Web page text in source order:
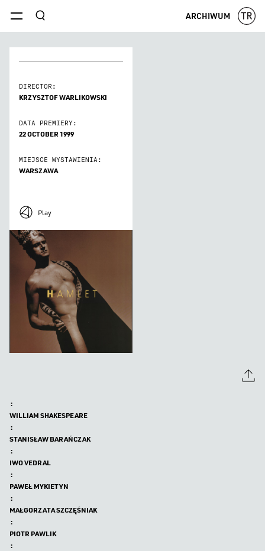
menu szukaj ARCHIWUM
DIRECTOR:
KRZYSZTOF WARLIKOWSKI
DATA PREMIERY:
22 OCTOBER 1999
MIEJSCE WYSTAWIENIA:
WARSZAWA
Play
:
WILLIAM SHAKESPEARE
:
STANISŁAW BARAŃCZAK
:
IWO VEDRAL
:
PAWEŁ MYKIETYN
:
MAŁGORZATA SZCZĘŚNIAK
:
PIOTR PAWLIK
: